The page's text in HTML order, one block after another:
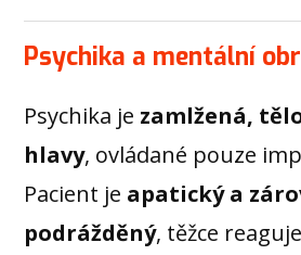
Psychika a mentální
Psychika je zamlžená,
hlavy, ovládané pouze
Pacient je apatický a
podrážděný, těžce